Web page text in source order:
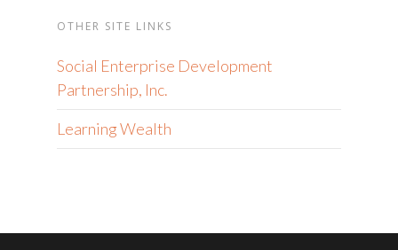
OTHER SITE LINKS
Social Enterprise Development
Partnership, Inc.
Learning Wealth